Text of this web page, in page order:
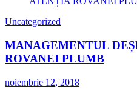
Uncategorized
MANAGEMENTUL
ROVANEI PLUMB
noiembrie 12, 2018